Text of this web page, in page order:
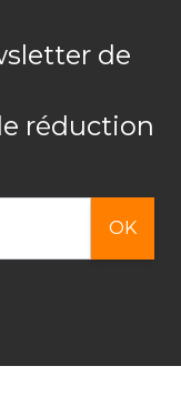
de
réduction
OK